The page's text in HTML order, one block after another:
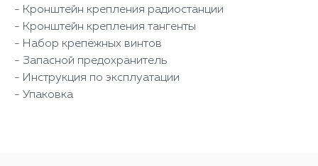
- Кронштейн крепления радиостанции
- Кронштейн крепления тангенты
- Набор крепёжных винтов
- Запасной предохранитель
- Инструкция по эксплуатации
- Упаковка